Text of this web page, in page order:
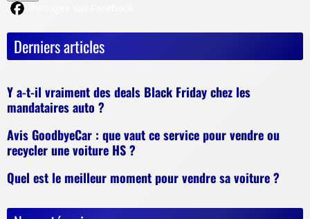
Derniers articles
Y a-t-il vraiment des deals Black Friday chez les
mandataires auto ?
Avis GoodbyeCar : que vaut ce service pour vendre ou
recycler une voiture HS ?
Quel est le meilleur moment pour vendre sa voiture ?